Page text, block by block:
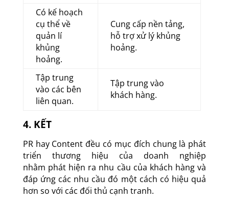
Có kế hoạch
cụ thể về
quản lí
khủng
hoảng.
Cung cấp nền tảng,
hỗ trợ xử lý khủng
hoảng.
Tập trung
vào các bên
liên quan.
Tập trung vào
khách hàng.
4. KẾT
PR hay Content đều có mục đích chung là phát
triển thương hiệu của doanh nghiệp
nhằm phát hiện ra nhu cầu của khách hàng và
đáp ứng các nhu cầu đó một cách có hiệu quả
hơn so với các đối thủ cạnh tranh.